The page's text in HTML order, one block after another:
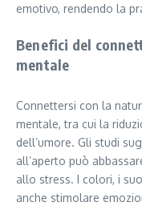
emotivo, rendendo la
Benefici del
mentale
Connettersi con la
mentale, tra cui la
dell’umore. Gli studi
all’aperto può
allo stress. I colori, i
anche stimolare